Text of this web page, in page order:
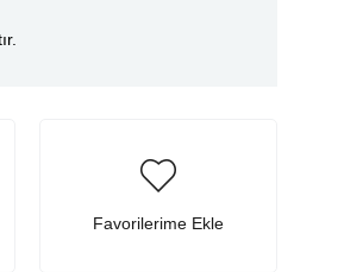
Favorilerime Ekle